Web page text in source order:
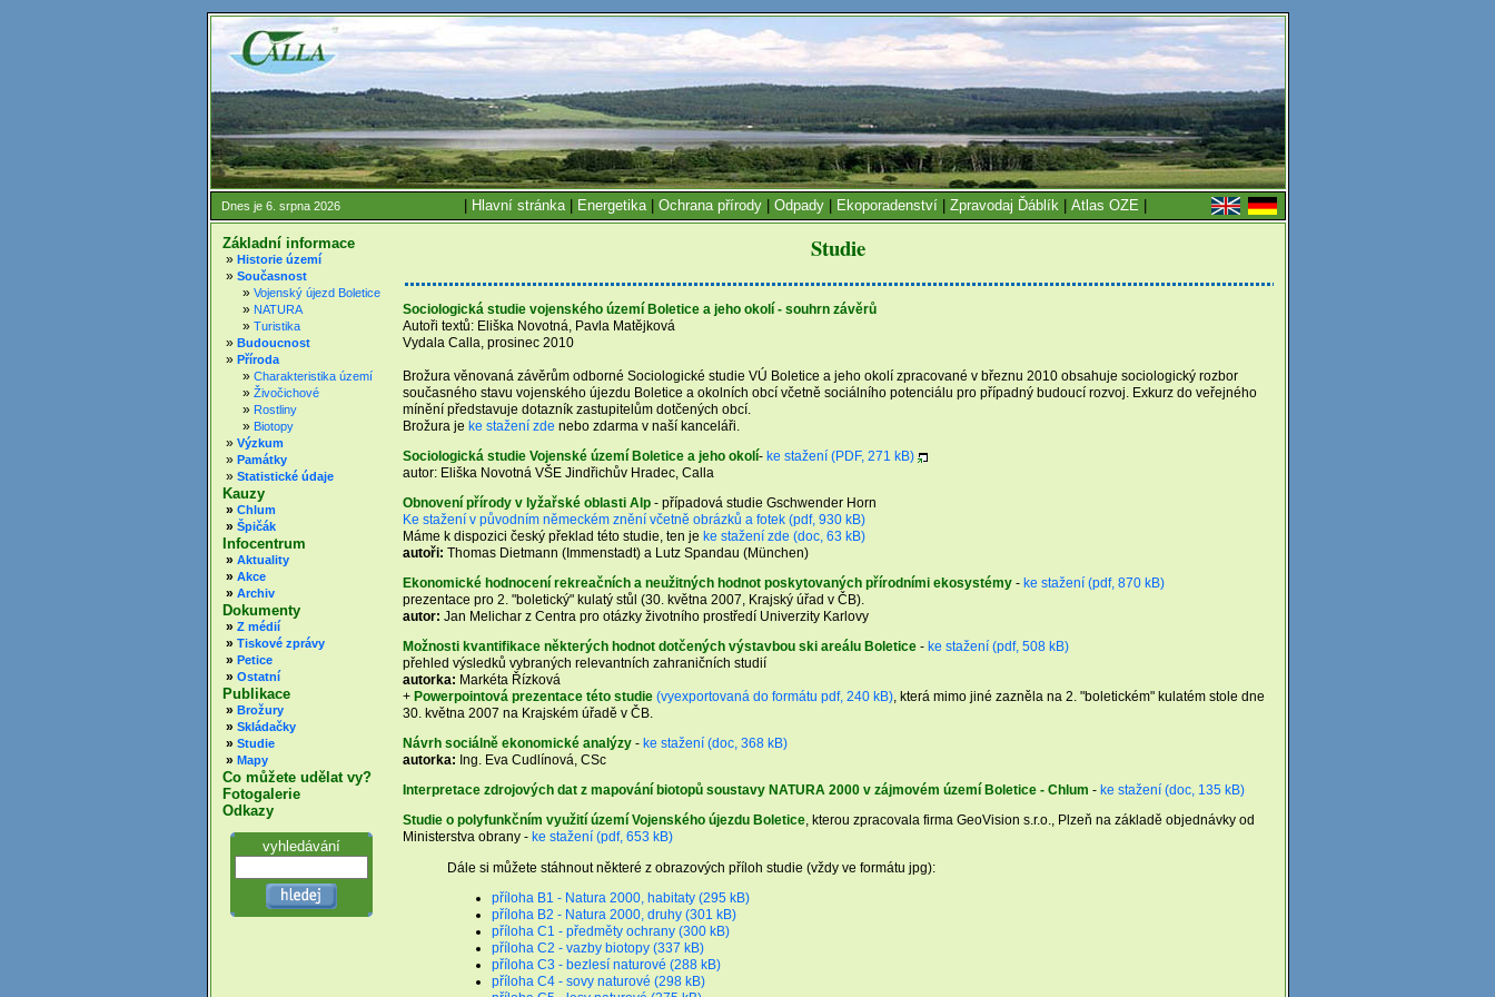
Dnes je 6. srpna 2026 Hlavní stránka| Energetika| Ochrana přírody Odpady Ekoporadenství Zpravodaj Ďáblík Atlas OZE
Základní informace
» Historie území
» Současnost
» Vojenský újezd Boletice
» NATURA
» Turistika
» Budoucnost
» Příroda
» Charakteristika území
» Živočichové
» Rostliny
» Biotopy
» Výzkum
» Památky
» Statistické údaje
Kauzy
» Chlum
» Špičák
Infocentrum
» Aktuality
» Akce
» Archiv
Dokumenty
» Z médií
» Tiskové zprávy
» Petice
» Ostatní
Publikace
» Brožury
» Skládačky
» Studie
» Mapy
Co můžete udělat vy?
Fotogalerie
Odkazy
vyhledávání
Studie
Sociologická studie vojenského území Boletice a jeho okolí - souhrn závěrů
Autoři textů: Eliška Novotná, Pavla Matějková
Vydala Calla, prosinec 2010
Brožura věnovaná závěrům odborné Sociologické studie VÚ Boletice a jeho okolí zpracované v březnu 2010 obsahuje sociologický rozbor
současného stavu vojenského újezdu Boletice a okolních obcí včetně sociálního potenciálu pro případný budoucí rozvoj. Exkurz do veřejného
mínění představuje dotazník zastupitelům dotčených obcí.
Brožura je ke stažení zde nebo zdarma v naší kanceláři.
Sociologická studie Vojenské území Boletice a jeho okolí- ke stažení (PDF, 271 kB)
autor: Eliška Novotná VŠE Jindřichův Hradec, Calla
Obnovení přírody v lyžařské oblasti Alp - případová studie Gschwender Horn
Ke stažení v původním německém znění včetně obrázků a fotek (pdf, 930 kB)
Máme k dispozici český překlad této studie, ten je ke stažení zde (doc, 63 kB)
autoři: Thomas Dietmann (Immenstadt) a Lutz Spandau (München)
Ekonomické hodnocení rekreačních a neužitných hodnot poskytovaných přírodními ekosystémy - ke stažení (pdf, 870 kB)
prezentace pro 2. "boletický" kulatý stůl (30. května 2007, Krajský úřad v ČB).
autor: Jan Melichar z Centra pro otázky životního prostředí Univerzity Karlovy
Možnosti kvantifikace některých hodnot dotčených výstavbou ski areálu Boletice - ke stažení (pdf, 508 kB)
přehled výsledků vybraných relevantních zahraničních studií
autorka: Markéta Řízková
+ Powerpointová prezentace této studie (vyexportovaná do formátu pdf, 240 kB) , která mimo jiné zazněla na 2. "boletickém" kulatém stole dne
30. května 2007 na Krajském úřadě v ČB.
Návrh sociálně ekonomické analýzy - ke stažení (doc, 368 kB)
autorka: Ing. Eva Cudlínová, CSc
Interpretace zdrojových dat z mapování biotopů soustavy NATURA 2000 v zájmovém území Boletice - Chlum - ke stažení (doc, 135 kB)
Studie o polyfunkčním využití území Vojenského újezdu Boletice , kterou zpracovala firma GeoVision s.r.o., Plzeň na základě objednávky od
Ministerstva obrany - ke stažení (pdf, 653 kB)
Dále si můžete stáhnout některé z obrazových příloh studie (vždy ve formátu jpg):
příloha B1 - Natura 2000, habitaty (295 kB)
příloha B2 - Natura 2000, druhy (301 kB)
příloha C1 - předměty ochrany (300 kB)
příloha C2 - vazby biotopy (337 kB)
příloha C3 - bezlesí naturové (288 kB)
příloha C4 - sovy naturové (298 kB)